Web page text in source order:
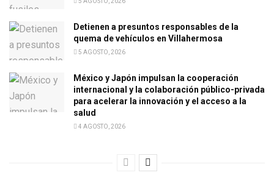
Detienen a presuntos responsables de la
quema de vehículos en Villahermosa
5 AGOSTO, 2026
México y Japón impulsan la cooperación
internacional y la colaboración público-privada
para acelerar la innovación y el acceso a la
salud
4 AGOSTO, 2026